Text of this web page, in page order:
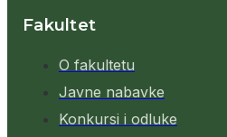
Fakultet
O fakultetu
Javne nabavke
Konkursi i odluke